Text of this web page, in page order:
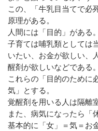
この、「牛乳目当てで必
原理がある。
人間には「目的」がある。
子育ては哺乳類としては
いたい、お金が欲しい、
醒剤が欲しいなどである。
これらの「目的のために
気」とする。
覚醒剤を用いる人は隔離
また、病気になったら「
基本的に「女」＝気＝お